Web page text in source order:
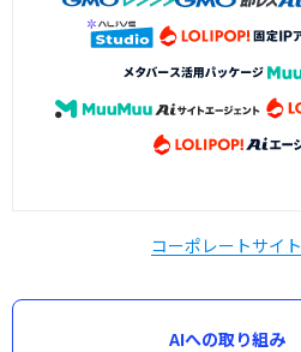
コーポレートサイト
AIへの取り組み